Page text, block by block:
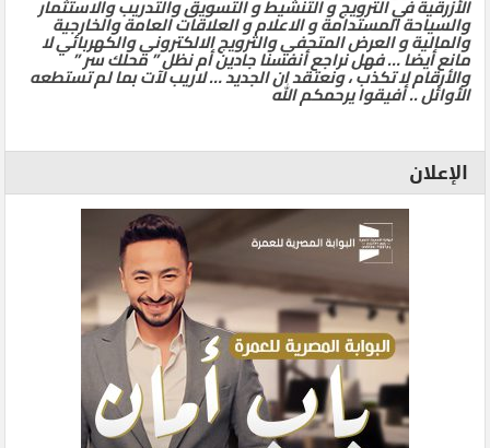
الأزرقية في الترويج و التنشيط و التسويق والتدريب والاستثمار
والسياحة المستدامة و الاعلام و العلاقات العامة والخارجية
والمالية و العرض المتحفي والترويج الالكتروني والكهربائي لا
مانع أيضا … فهل نراجع أنفسنا جادين أم نظل ” محلك سر ”
والأرقام لا تكذب ، ونعتقد ان الجديد … لاريب لآت بما لم تستطعه
الأوائل .. أفيقوا يرحمكم الله
الإعلان